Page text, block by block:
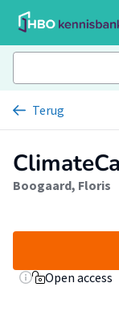
Terug
Boogaard, Floris
Open access